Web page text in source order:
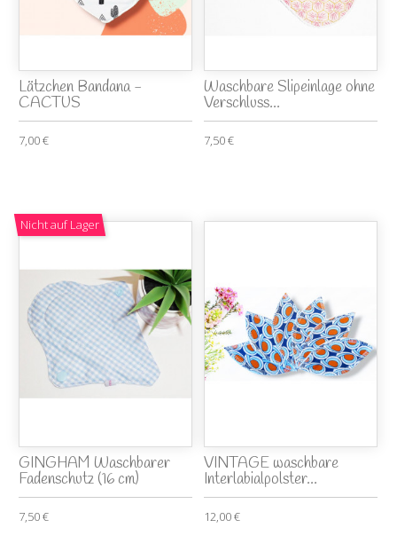
Lätzchen Bandana -
CACTUS
7,00 €
Waschbare Slipeinlage ohne
Verschluss...
7,50 €
Nicht auf Lager
GINGHAM Waschbarer
Fadenschutz (16 cm)
7,50 €
VINTAGE waschbare
Interlabialpolster...
12,00 €